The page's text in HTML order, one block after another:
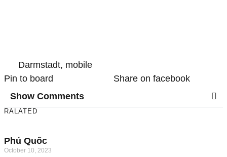
Darmstadt, mobile
Pin to board
Share on facebook
Show Comments
RALATED
Phú Quốc
October 10, 2023